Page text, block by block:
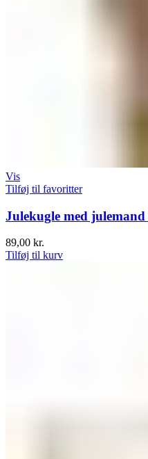
Vis
Tilføj til favoritter
Julekugle med
89,00 kr.
Tilføj til kurv